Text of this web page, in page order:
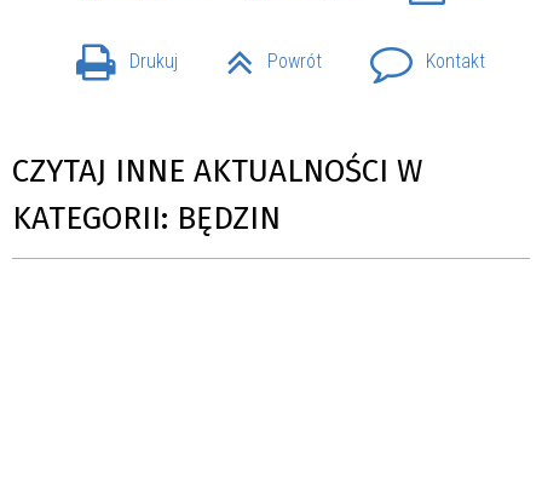
Drukuj Powrót Kontakt
CZYTAJ INNE AKTUALNOŚCI W
KATEGORII: BĘDZIN